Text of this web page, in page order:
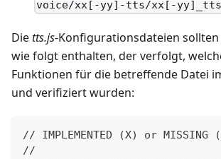
voice/xx[-yy]-tts/xx[-
Dietts.js-Konfigurationsdateien
wie folgt enthalten, der verfolgt,
Funktionen für die betreffende Datei
und verifiziert wurden:
// IMPLEMENTED (X) or
//